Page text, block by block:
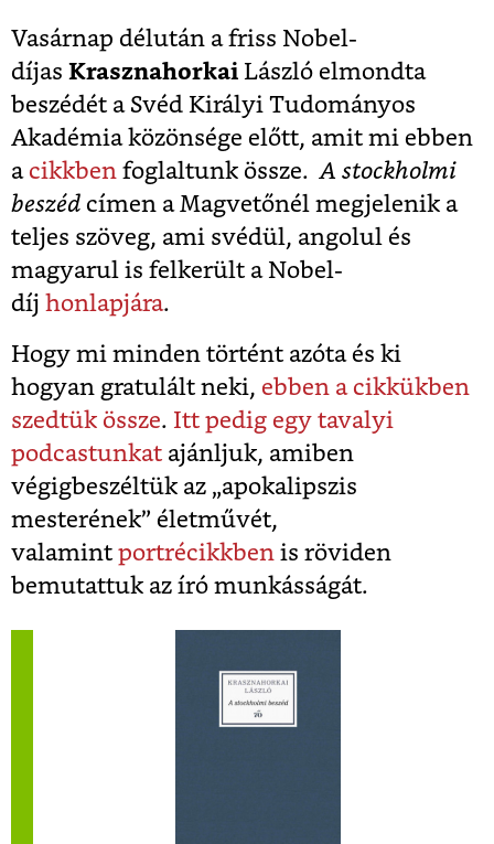
Vasárnap délután a friss Nobel-
díjas Krasznahorkai László elmondta
beszédét a Svéd Királyi Tudományos
Akadémia közönsége előtt, amit mi ebben
a cikkben foglaltunk össze. A stockholmi
beszéd címen a Magvetőnél megjelenik a
teljes szöveg, ami svédül, angolul és
magyarul is felkerült a Nobel-
díj honlapjára.
Hogy mi minden történt azóta és ki
hogyan gratulált neki, ebben a cikkükben
szedtük össze. Itt pedig egy tavalyi
podcastunkat ajánljuk, amiben
végigbeszéltük az „apokalipszis
mesterének” életművét,
valamint portrécikkben is röviden
bemutattuk az író munkásságát.